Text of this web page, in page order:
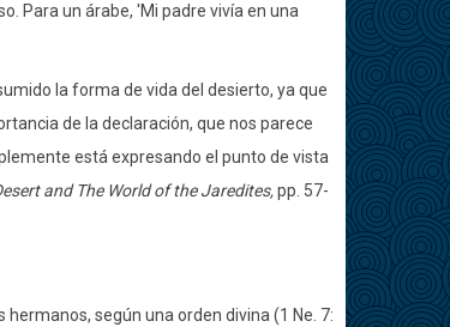
Para un árabe, 'Mi padre vivía en una
la forma de vida del desierto, ya que
de la declaración, que nos parece
está expresando el punto de vista
and The World of the Jaredites,pp. 57-
según una orden divina (1 Ne. 7: